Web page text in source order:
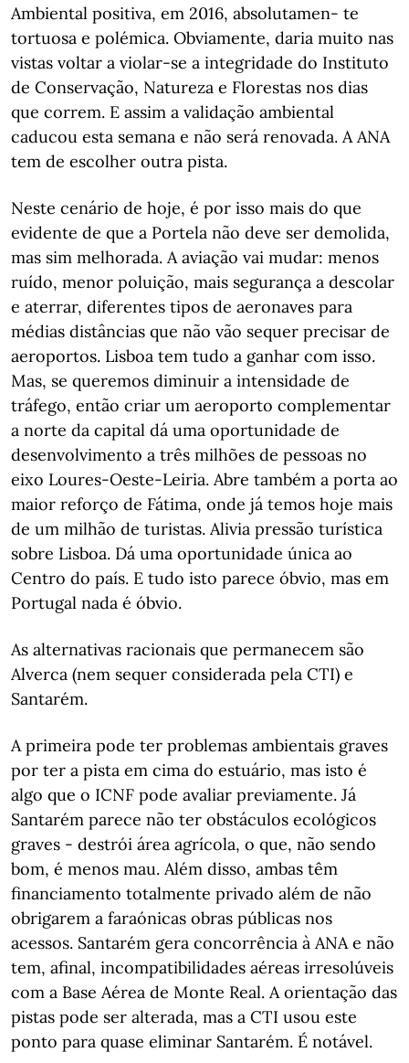
Ambiental positiva, em 2016, absolutamen- te
tortuosa e polémica. Obviamente, daria muito nas
vistas voltar a violar-se a integridade do Instituto
de Conservação, Natureza e Florestas nos dias
que correm. E assim a validação ambiental
caducou esta semana e não será renovada. A ANA
tem de escolher outra pista.
Neste cenário de hoje, é por isso mais do que
evidente de que a Portela não deve ser demolida,
mas sim melhorada. A aviação vai mudar: menos
ruído, menor poluição, mais segurança a descolar
e aterrar, diferentes tipos de aeronaves para
médias distâncias que não vão sequer precisar de
aeroportos. Lisboa tem tudo a ganhar com isso.
Mas, se queremos diminuir a intensidade de
tráfego, então criar um aeroporto complementar
a norte da capital dá uma oportunidade de
desenvolvimento a três milhões de pessoas no
eixo Loures-Oeste-Leiria. Abre também a porta ao
maior reforço de Fátima, onde já temos hoje mais
de um milhão de turistas. Alivia pressão turística
sobre Lisboa. Dá uma oportunidade única ao
Centro do país. E tudo isto parece óbvio, mas em
Portugal nada é óbvio.
As alternativas racionais que permanecem são
Alverca (nem sequer considerada pela CTI) e
Santarém.
A primeira pode ter problemas ambientais graves
por ter a pista em cima do estuário, mas isto é
algo que o ICNF pode avaliar previamente. Já
Santarém parece não ter obstáculos ecológicos
graves - destrói área agrícola, o que, não sendo
bom, é menos mau. Além disso, ambas têm
financiamento totalmente privado além de não
obrigarem a faraónicas obras públicas nos
acessos. Santarém gera concorrência à ANA e não
tem, afinal, incompatibilidades aéreas irresolúveis
com a Base Aérea de Monte Real. A orientação das
pistas pode ser alterada, mas a CTI usou este
ponto para quase eliminar Santarém. É notável.